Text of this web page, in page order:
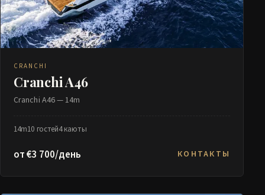
CRANCHI
Cranchi A46
Cranchi A46 — 14m
14m10 гостей4 каюты
от €3 700/день КОНТАКТЫ